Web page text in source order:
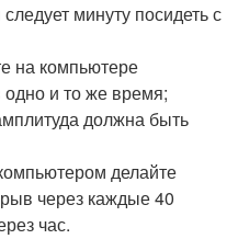
минуту посидеть с
на компьютере
одно и то же время;
должна быть
делайте
через каждые 40
час.